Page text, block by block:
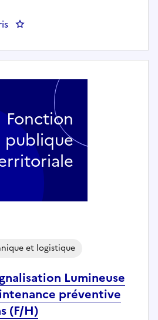
: Cuisinier (h/f) - COMCO
Lumineuse
préventive
(F/H)
et logistique
Fonction
publique